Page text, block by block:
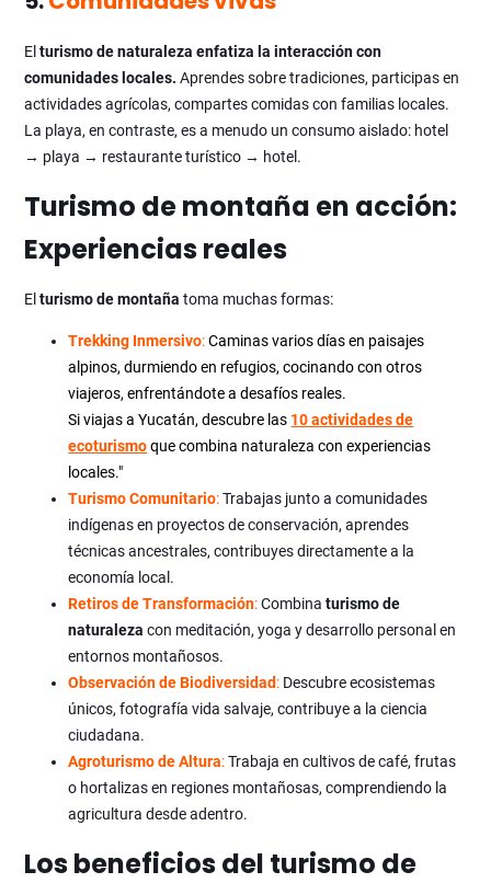
Elturismo de naturaleza enfatiza la interacción con
comunidades locales. Aprendes sobre tradiciones, participas en
actividades agrícolas, compartes comidas con familias locales.
La playa, en contraste, es a menudo un consumo aislado: hotel
→ playa → restaurante turístico → hotel.
Turismo de montaña en acción:
Experiencias reales
Elturismo de montaña toma muchas formas:
Trekking Inmersivo:Caminas varios días en paisajes
alpinos, durmiendo en refugios, cocinando con otros
viajeros, enfrentándote a desafíos reales.
Si viajas a Yucatán, descubre las 10 actividades de
ecoturismoque combina naturaleza con experiencias
locales."
Turismo Comunitario:Trabajas junto a comunidades
indígenas en proyectos de conservación, aprendes
técnicas ancestrales, contribuyes directamente a la
economía local.
Retiros de Transformación:Combinaturismo de
naturaleza con meditación, yoga y desarrollo personal en
entornos montañosos.
Observación de Biodiversidad: Descubre ecosistemas
únicos, fotografía vida salvaje, contribuye a la ciencia
ciudadana.
Agroturismo de Altura:Trabaja en cultivos de café, frutas
o hortalizas en regiones montañosas, comprendiendo la
agricultura desde adentro.
Los beneficios del turismo de